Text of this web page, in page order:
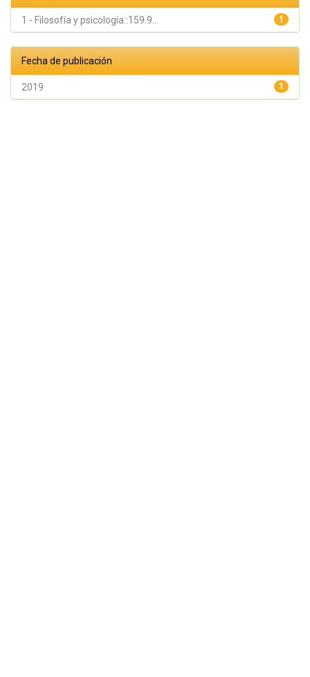
1
1 - Filosofía y psicología::159.9...
Fecha de publicación
1
2019